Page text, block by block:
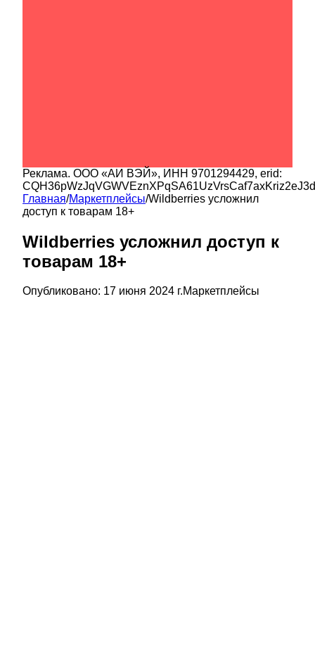
Реклама. ООО «АИ ВЭЙ», ИНН 9701294429, erid:
Главная/Маркетплейсы/Wildberries усложнил
доступ к товарам 18+
Wildberries усложнил доступ к
товарам 18+
Опубликовано: 17 июня 2024 г.Маркетплейсы